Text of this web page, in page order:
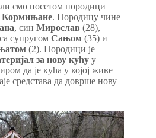
смо посетом породици
Кормињане. Породицу чине
, син Мирослав (28),
супругом Сањом (35) и
(2). Породици је
за нову кућу у
да је кућа у којој живе
средстава да доврше нову